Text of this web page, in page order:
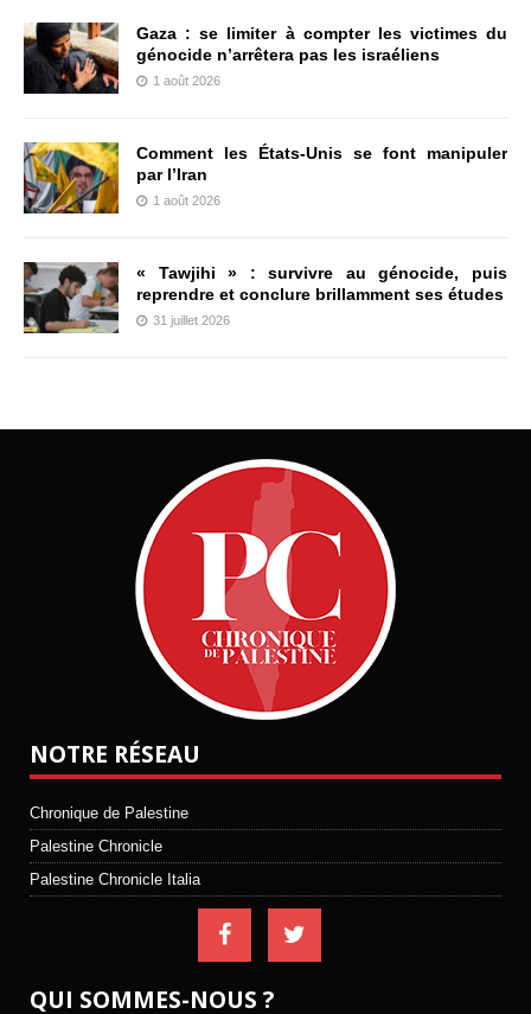
Gaza : se limiter à compter les victimes du
génocide n’arrêtera pas les israéliens
1 août 2026
Comment les États-Unis se font manipuler
par l’Iran
1 août 2026
« Tawjihi » : survivre au génocide, puis
reprendre et conclure brillamment ses études
31 juillet 2026
NOTRE RÉSEAU
Chronique de Palestine
Palestine Chronicle
Palestine Chronicle Italia
QUI SOMMES-NOUS ?